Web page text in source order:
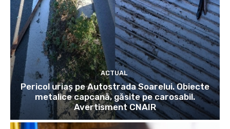
ACTUAL
Pericol uriaș pe Autostrada Soarelui. Obiecte
metalice capcană, găsite pe carosabil.
Avertisment CNAIR